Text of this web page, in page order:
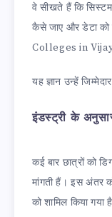
वे सीखते हैं कि
कैसे जाए और डेटा को
Colleges in
यह ज्ञान उन्हें
इंडस्ट्री के
कई बार छात्रों को
मांगती हैं। इस अंतर
को शामिल किया गया